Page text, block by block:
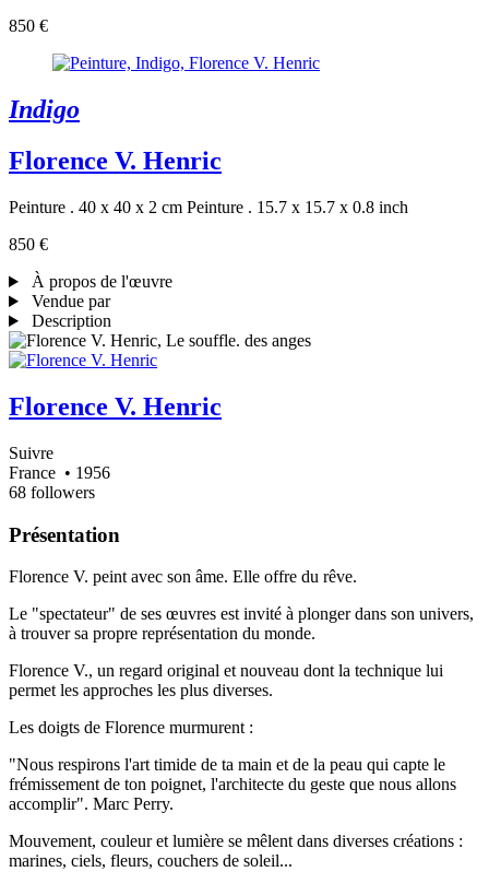
850 €
Indigo
Florence V. Henric
Peinture . 40 x 40 x 2 cm Peinture . 15.7 x 15.7 x 0.8 inch
850 €
À propos de l'œuvre
Vendue par
Description
Florence V. Henric
Suivre
France • 1956
68 followers
Présentation
Florence V. peint avec son âme. Elle offre du rêve.
Le "spectateur" de ses œuvres est invité à plonger dans son univers,
à trouver sa propre représentation du monde.
Florence V., un regard original et nouveau dont la technique lui
permet les approches les plus diverses.
Les doigts de Florence murmurent :
"Nous respirons l'art timide de ta main et de la peau qui capte le
frémissement de ton poignet, l'architecte du geste que nous allons
accomplir". Marc Perry.
Mouvement, couleur et lumière se mêlent dans diverses créations :
marines, ciels, fleurs, couchers de soleil...